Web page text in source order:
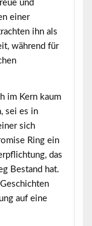
und
einer
ihn als
während für
im Kern kaum
sei es in
sich
Ring ein
das
Bestand hat.
auf eine